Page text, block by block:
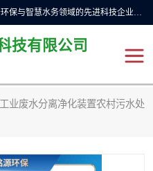
青岛铭源环保科技有限公司是一家专注于环保与智慧水务领域的先进科技企业，公司专注于云智能一体化预制泵站、水务循环利用、海绵城市、云智慧水务开发及新型环保技术研发等领域。铭源环保以为客户提供优质产品、专业技术服务为己任。为客户提供量身定制方案，提供多种配置方案满足实际使用要求。严控供货周期，并提供高标准后期维护。以环保为己任，视质量如生命，以技术做先导，靠诚信赢客户。
技有限公司
业废水分离净化装置农村污水处
智能旋转喷射器